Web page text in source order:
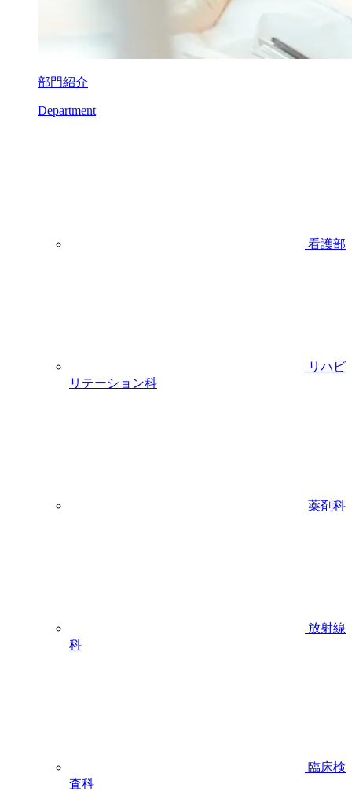
部門紹介
Department
看護部
リハビ
リテーション科
薬剤科
放射線
科
臨床検
査科